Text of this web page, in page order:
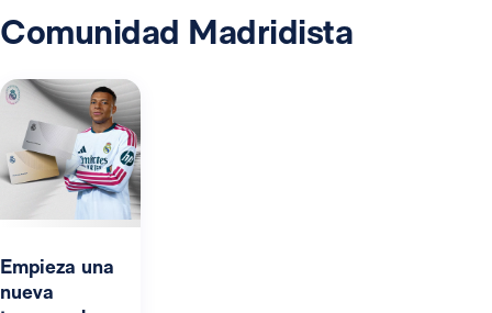
Comunidad Madridista
Empieza una
nueva